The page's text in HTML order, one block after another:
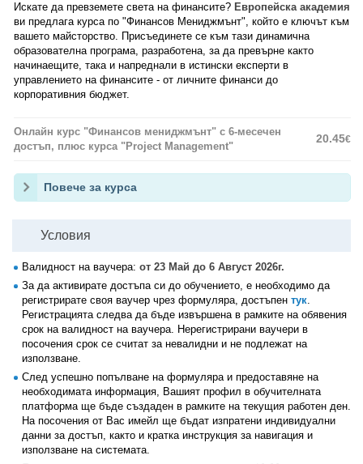
Искате да превземете света на финансите? Европейска академия
ви предлага курса по "Финансов Мениджмънт", който е ключът към
вашето майсторство. Присъединете се към тази динамична
образователна програма, разработена, за да превърне както
начинаещите, така и напреднали в истински експерти в
управлението на финансите - от личните финанси до
корпоративния бюджет.
Онлайн курс "Финансов мениджмънт" с 6-месечен
достъп, плюс курса "Project Management"
20.45€
Повече за курса
Условия
Валидност на ваучера: от 23 Май до 6 Август 2026г.
За да активирате достъпа си до обучението, е необходимо да
регистрирате своя ваучер чрез формуляра, достъпен тук.
Регистрацията следва да бъде извършена в рамките на обявения
срок на валидност на ваучера. Нерегистрирани ваучери в
посочения срок се считат за невалидни и не подлежат на
използване.
След успешно попълване на формуляра и предоставяне на
необходимата информация, Вашият профил в обучителната
платформа ще бъде създаден в рамките на текущия работен ден.
На посочения от Вас имейл ще бъдат изпратени индивидуални
данни за достъп, както и кратка инструкция за навигация и
използване на системата.